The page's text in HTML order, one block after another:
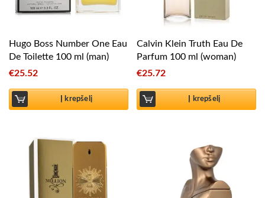
Hugo Boss Number One Eau
De Toilette 100 ml (man)
€25.52
Į krepšelį
Calvin Klein Truth Eau De
Parfum 100 ml (woman)
€25.72
Į krepšelį